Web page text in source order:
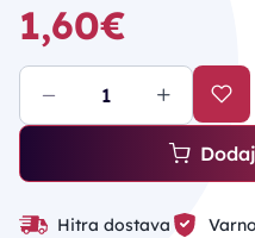
1,60€
Hitra dostava